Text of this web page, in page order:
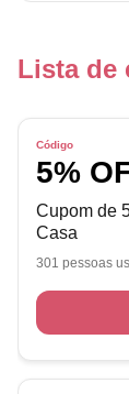
Lista de
Código
5%
Cupom de
Casa
301 pessoas